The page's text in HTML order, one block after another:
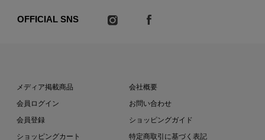
OFFICIAL SNS
メディア掲載商品
会員ログイン
会員登録
ショッピングカート
会社概要
お問い合わせ
ショッピングガイド
特定商取引に基づく表記